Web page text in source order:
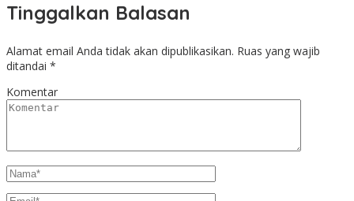
Tinggalkan Balasan
Alamat email Anda tidak akan dipublikasikan. Ruas yang wajib
ditandai *
Komentar